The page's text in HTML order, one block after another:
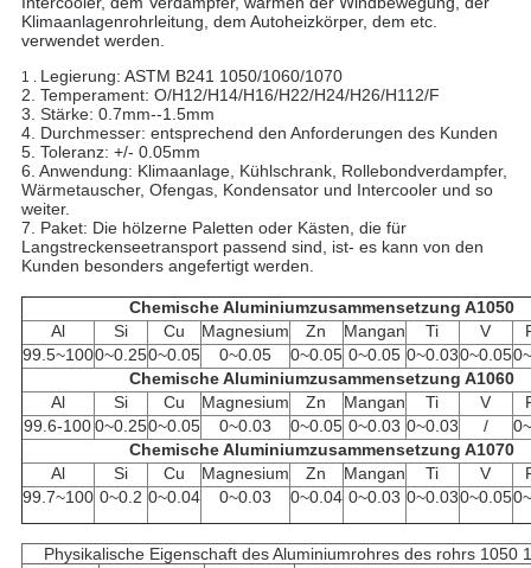
Klimaanlagenrohrleitung, dem Autoheizkörper, dem etc.
verwendet werden.
1 . Legierung: ASTM B241 1050/1060/1070
2. Temperament: O/H12/H14/H16/H22/H24/H26/H112/F
3. Stärke: 0.7mm--1.5mm
4. Durchmesser: entsprechend den Anforderungen des Kunden
5. Toleranz: +/- 0.05mm
6. Anwendung: Klimaanlage, Kühlschrank, Rollebondverdampfer,
Wärmetauscher, Ofengas, Kondensator und Intercooler und so
weiter.
7. Paket: Die hölzerne Paletten oder Kästen, die für
Langstreckenseetransport passend sind, ist- es kann von den
Kunden besonders angefertigt werden.
Chemische Aluminiumzusammensetzung A1050
Al
Si Cu Magnesium Zn Mangan Ti V
99.5~1000~0.250~0.05 0~0.05 0~0.05 0~0.05 0~0.030~0.05
Chemische Aluminiumzusammensetzung A1060
Al
Si Cu Magnesium Zn Mangan Ti V
99.6-1000~0.250~0.05 0~0.03 0~0.05 0~0.03 0~0.03 /
Chemische Aluminiumzusammensetzung A1070
Al
Si Cu Magnesium Zn Mangan Ti V
99.7~100 0~0.2 0~0.04 0~0.03 0~0.04 0~0.03 0~0.030~0.05
Physikalische Eigenschaft des Aluminiumrohres des rohrs 1050